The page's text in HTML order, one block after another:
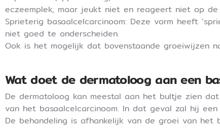
eczeemplek, maar jeukt niet en reageert niet op de
Sprieterig basaalcelcarcinoom: Deze vorm heeft
niet goed te onderscheiden.
Ook is het mogelijk dat bovenstaande groeiwijzen
Wat doet de dermatoloog aan een
De dermatoloog kan meestal aan het bultje zien
van het basaalcelcarcinoom. In dat geval zal hij een
De behandeling is afhankelijk van de groei van